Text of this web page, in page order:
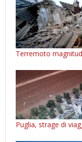
Terremoto
Puglia, strage di